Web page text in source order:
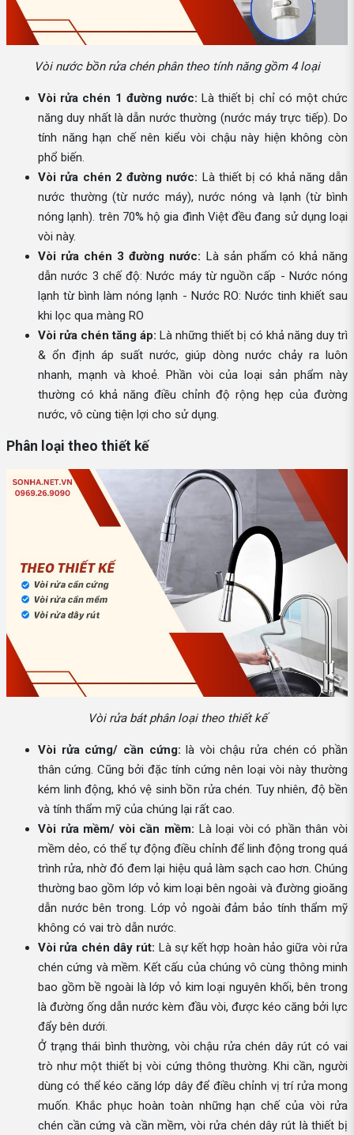
Vòi nước bồn rửa chén phân theo tính năng gồm 4 loại
Vòi rửa chén 1 đường nước: Là thiết bị chỉ có một chức
năng duy nhất là dẫn nước thường (nước máy trực tiếp). Do
tính năng hạn chế nên kiểu vòi chậu này hiện không còn
phổ biến.
Vòi rửa chén 2 đường nước: Là thiết bị có khả năng dẫn
nước thường (từ nước máy), nước nóng và lạnh (từ bình
nóng lạnh). trên 70% hộ gia đình Việt đều đang sử dụng loại
vòi này.
Vòi rửa chén 3 đường nước: Là sản phẩm có khả năng
dẫn nước 3 chế độ: Nước máy từ nguồn cấp - Nước nóng
lạnh từ bình làm nóng lạnh - Nước RO: Nước tinh khiết sau
khi lọc qua màng RO
Vòi rửa chén tăng áp: Là những thiết bị có khả năng duy trì
& ổn định áp suất nước, giúp dòng nước chảy ra luôn
nhanh, mạnh và khoẻ. Phần vòi của loại sản phẩm này
thường có khả năng điều chỉnh độ rộng hẹp của đường
nước, vô cùng tiện lợi cho sử dụng.
Phân loại theo thiết kế
Vòi rửa bát phân loại theo thiết kế
Vòi rửa cứng/ cần cứng: là vòi chậu rửa chén có phần
thân cứng. Cũng bởi đặc tính cứng nên loại vòi này thường
kém linh động, khó vệ sinh bồn rửa chén. Tuy nhiên, độ bền
và tính thẩm mỹ của chúng lại rất cao.
Vòi rửa mềm/ vòi cần mềm: Là loại vòi có phần thân vòi
mềm dẻo, có thể tự động điều chỉnh để linh động trong quá
trình rửa, nhờ đó đem lại hiệu quả làm sạch cao hơn. Chúng
thường bao gồm lớp vỏ kim loại bên ngoài và đường gioăng
dẫn nước bên trong. Lớp vỏ ngoài đảm bảo tính thẩm mỹ
không có vai trò dẫn nước.
Vòi rửa chén dây rút: Là sự kết hợp hoàn hảo giữa vòi rửa
chén cứng và mềm. Kết cấu của chúng vô cùng thông minh
bao gồm bề ngoài là lớp vỏ kim loại nguyên khối, bên trong
là đường ống dẫn nước kèm đầu vòi, được kéo căng bởi lực
đẩy bên dưới.
Ở trạng thái bình thường, vòi chậu rửa chén dây rút có vai
trò như một thiết bị vòi cứng thông thường. Khi cần, người
dùng có thể kéo căng lớp dây để điều chỉnh vị trí rửa mong
muốn. Khắc phục hoàn toàn những hạn chế của vòi rửa
chén cần cứng và cần mềm, vòi rửa chén dây rút là thiết bị